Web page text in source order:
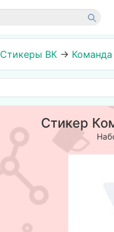
Стикеры ВК→ Команда
Стикер